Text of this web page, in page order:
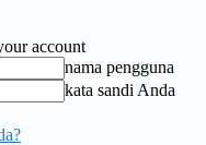
account
nama pengguna
kata sandi Anda